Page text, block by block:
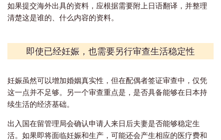
如果提交海外出具的资料，应根据需要附上日语翻译，并整理
清楚这是谁的、什么内容的资料。
即使已经妊娠， 也需要另行审查生活稳定性
妊娠虽然可以增加婚姻真实性，但在配偶者签证审查中，仅凭
这一点并不足够。另一个审查重点是，是否具备能够在日本持
续生活的经济基础。
出入国在留管理局会确认申请人来日后夫妻是否能够稳定生
活。如果即将面临妊娠和生产，可能还会产生相应的医疗费和